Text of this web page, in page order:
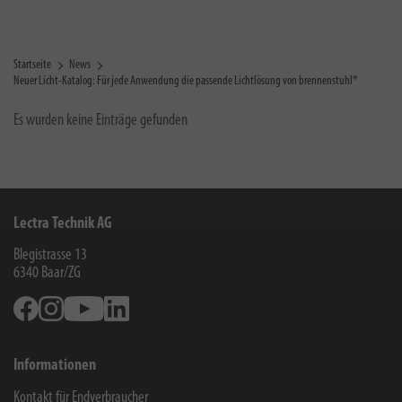
Startseite
News
Neuer Licht-Katalog: Für jede Anwendung die passende Lichtlösung von brennenstuhl®
Es wurden keine Einträge gefunden
Lectra Technik AG
Blegistrasse 13
6340 Baar/ZG
FacebookInstagramYoutube
Informationen
Kontakt für Endverbraucher